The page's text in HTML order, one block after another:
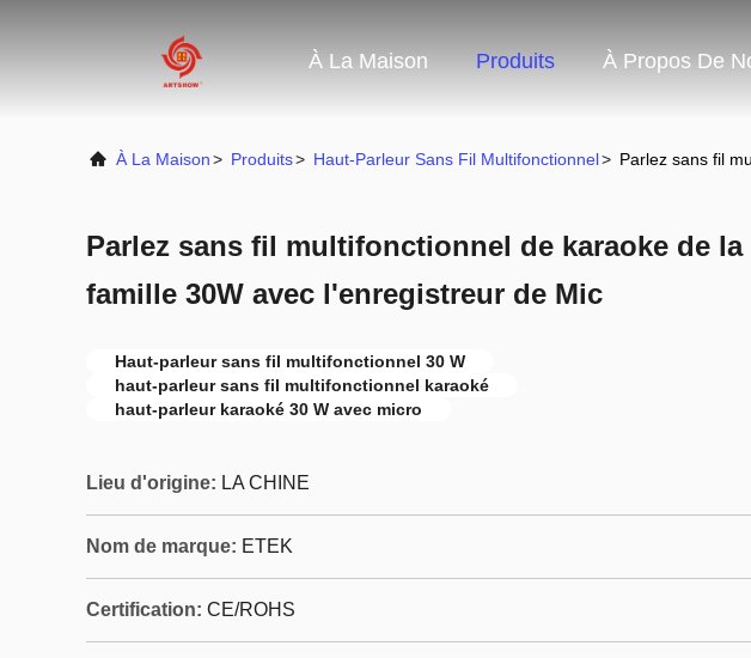
À La Maison Produits À Propos De
À La Maison> Produits> Haut-Parleur Sans Fil Multifonctionnel> Parlez sans fil
Parlez sans fil multifonctionnel de karaoke de la
famille 30W avec l'enregistreur de Mic
Haut-parleur sans fil multifonctionnel 30 W
haut-parleur sans fil multifonctionnel karaoké
haut-parleur karaoké 30 W avec micro
Lieu d'origine: LA CHINE
Nom de marque: ETEK
Certification: CE/ROHS